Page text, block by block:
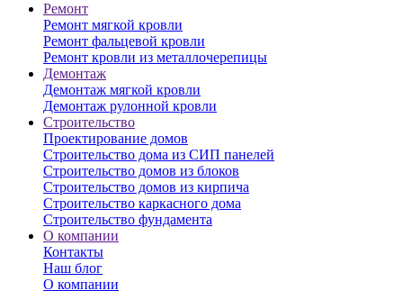
Ремонт
Ремонт мягкой кровли
Ремонт фальцевой кровли
Ремонт кровли из металлочерепицы
Демонтаж
Демонтаж мягкой кровли
Демонтаж рулонной кровли
Строительство
Проектирование домов
Строительство дома из СИП панелей
Строительство домов из блоков
Строительство домов из кирпича
Строительство каркасного дома
Строительство фундамента
О компании
Контакты
Наш блог
О компании